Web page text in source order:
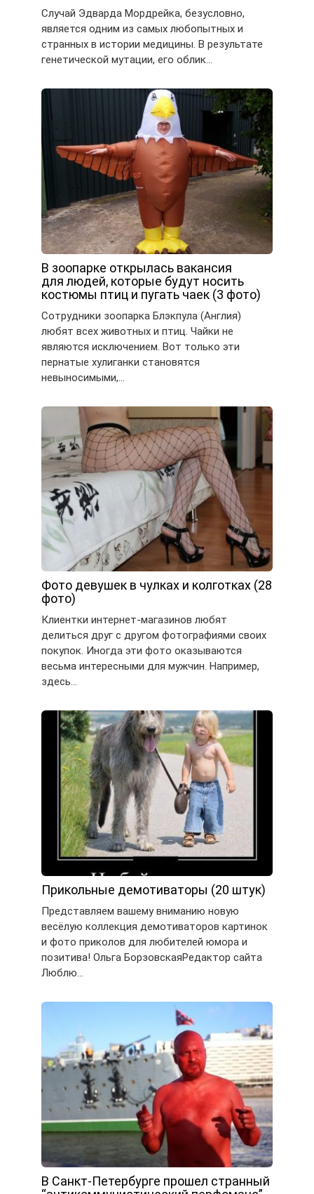
Случай Эдварда Мордрейка, безусловно,
является одним из самых любопытных и
странных в истории медицины. В результате
генетической мутации, его облик…
В зоопарке открылась вакансия
для людей, которые будут носить
костюмы птиц и пугать чаек (3 фото)
Сотрудники зоопарка Блэкпула (Англия)
любят всех животных и птиц. Чайки не
являются исключением. Вот только эти
пернатые хулиганки становятся
невыносимыми,…
Фото девушек в чулках и колготках (28
фото)
Клиентки интернет-магазинов любят
делиться друг с другом фотографиями своих
покупок. Иногда эти фото оказываются
весьма интересными для мужчин. Например,
здесь…
Прикольные демотиваторы (20 штук)
Представляем вашему вниманию новую
весёлую коллекция демотиваторов картинок
и фото приколов для любителей юмора и
позитива! Ольга БорзовскаяРедактор сайта
Люблю…
В Санкт-Петербурге прошел странный